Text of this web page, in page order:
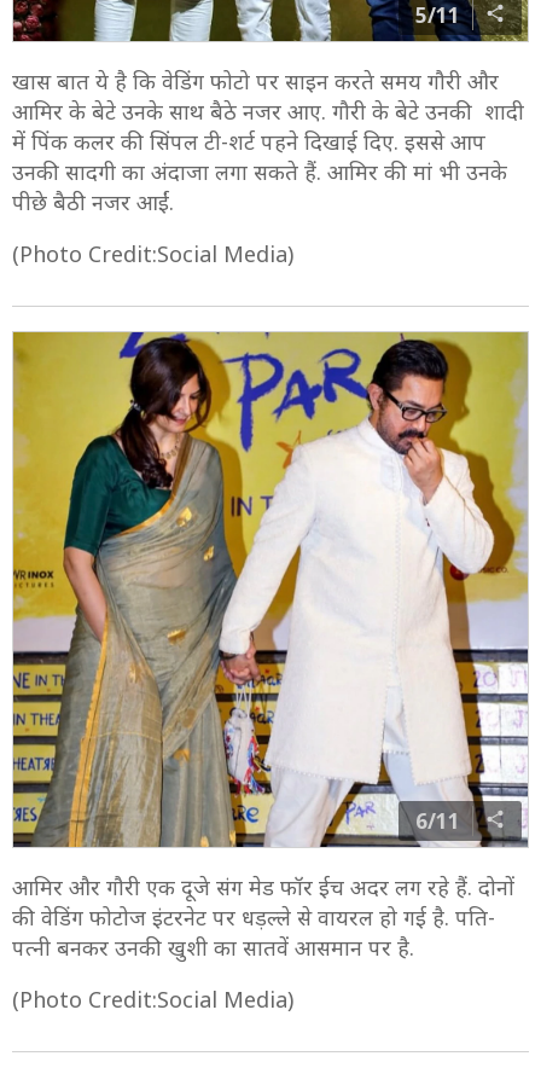
5/11
खास बात ये है कि वेडिंग फोटो पर साइन करते समय गौरी और
आमिर के बेटे उनके साथ बैठे नजर आए. गौरी के बेटे उनकी शादी
में पिंक कलर की सिंपल टी-शर्ट पहने दिखाई दिए. इससे आप
उनकी सादगी का अंदाजा लगा सकते हैं. आमिर की मां भी उनके
पीछे बैठी नजर आईं.
(Photo Credit:Social Media)
6/11
आमिर और गौरी एक दूजे संग मेड फॉर ईच अदर लग रहे हैं. दोनों
की वेडिंग फोटोज इंटरनेट पर धड़ल्ले से वायरल हो गई है. पति-
पत्नी बनकर उनकी खुशी का सातवें आसमान पर है.
(Photo Credit:Social Media)